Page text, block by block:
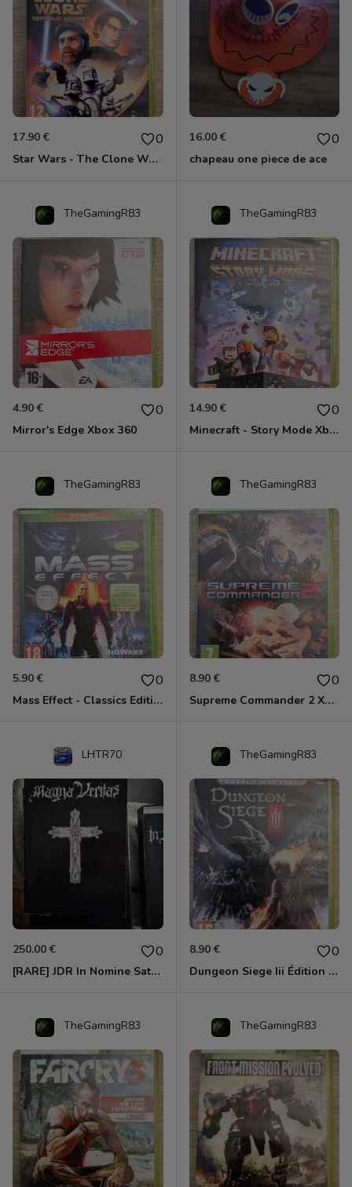
17.90 € 0
Star Wars - The Clone Wars - Les Héros De La République Xbox 360
16.00 € 0
chapeau one piece de ace
TheGamingR83
4.90 € 0
Mirror's Edge Xbox 360
TheGamingR83
14.90 € 0
Minecraft - Story Mode Xbox 360
TheGamingR83
5.90 € 0
Mass Effect - Classics Edition Xbox 360
TheGamingR83
8.90 € 0
Supreme Commander 2 Xbox 360
LHTR70
250.00 € 0
[RARE] JDR In Nomine Satanis / Magna Veritas – 1ère Édition BOÎTE (DOS BLANC, 1989) - CROC / Siroz
TheGamingR83
8.90 € 0
Dungeon Siege Iii Édition Limitée - Vf Intégrale Xbox 360
TheGamingR83 TheGamingR83